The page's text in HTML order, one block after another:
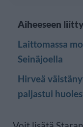
Aiheeseen
Laittomassa
Seinäjoella
Hirveä
paljastui